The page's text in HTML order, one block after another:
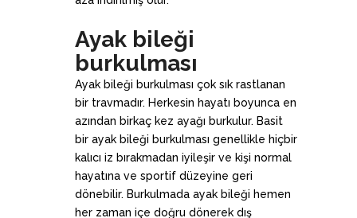
Ayak bileği
burkulması
Ayak bileği burkulması çok sık rastlanan
bir travmadır. Herkesin hayatı boyunca en
azından birkaç kez ayağı burkulur. Basit
bir ayak bileği burkulması genellikle hiçbir
kalıcı iz bırakmadan iyileşir ve kişi normal
hayatına ve sportif düzeyine geri
dönebilir. Burkulmada ayak bileği hemen
her zaman içe doğru dönerek dış